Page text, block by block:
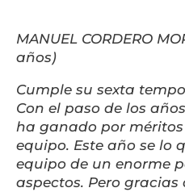
MANUEL CORDERO
años)
Cumple su sexta
Con el paso de los
ha ganado por
equipo. Este año se lo
equipo de un enorme
aspectos. Pero gracias